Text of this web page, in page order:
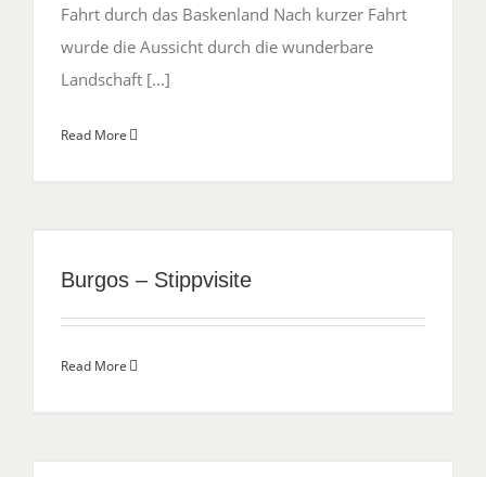
Fahrt durch das Baskenland Nach kurzer Fahrt
wurde die Aussicht durch die wunderbare
Landschaft [...]
Read More
Burgos – Stippvisite
Read More